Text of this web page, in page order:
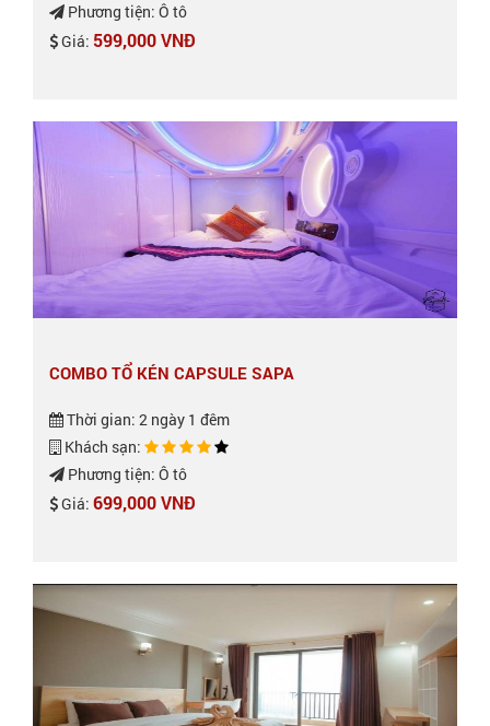
Phương tiện: Ô tô
Giá: 599,000 VNĐ
COMBO TỔ KÉN CAPSULE SAPA
Thời gian: 2 ngày 1 đêm
Khách sạn:
Phương tiện: Ô tô
Giá: 699,000 VNĐ